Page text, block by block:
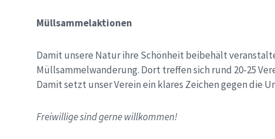
Müllsammelaktionen
Damit unsere Natur ihre Schönheit beibehält
Müllsammelwanderung. Dort treffen sich rund 20-25
Damit setzt unser Verein ein klares Zeichen gegen die
Freiwillige sind gerne willkommen!